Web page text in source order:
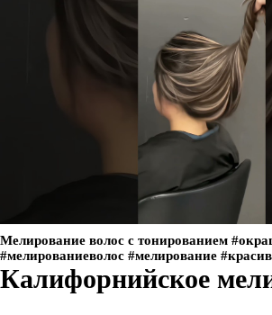
Мелирование волос с тонированием
#мелированиеволос #мелирование
Калифорнийское